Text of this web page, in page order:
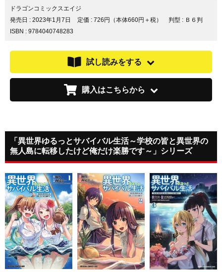
ア
ア
ア
ドラゴンコミックスエイジ
発売日 : 2023年1月7日 定価 : 726円（本体660円＋税）
判型 : Ｂ６判
ISBN : 9784040748283
試し読みをする
購入はこちらから
「異世界ゆるっとサバイバル生活～学校の皆と異世界の
無人島に転移したけど俺だけ楽勝です～」シリーズ